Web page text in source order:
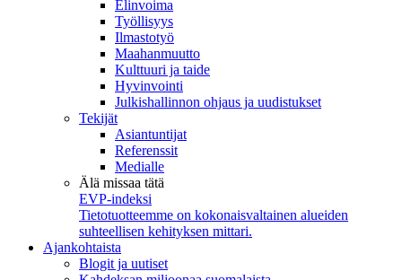
Elinvoima
Työllisyys
Ilmastotyö
Maahanmuutto
Kulttuuri ja taide
Hyvinvointi
Julkishallinnon ohjaus ja uudistukset
Tekijät
Asiantuntijat
Referenssit
Medialle
Älä missaa tätä
EVP-indeksi
Tietotuotteemme on kokonaisvaltainen alueiden
suhteellisen kehityksen mittari.
Ajankohtaista
Blogit ja uutiset